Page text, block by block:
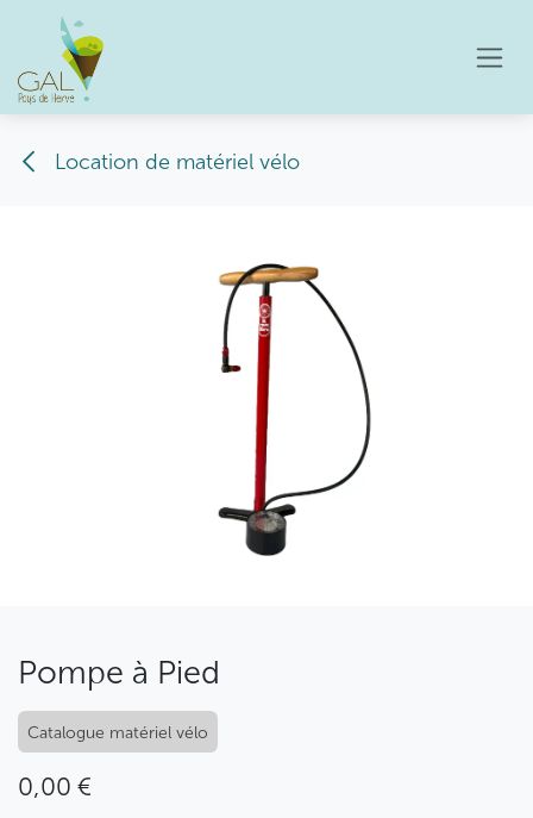
Se rendre au contenu
Location de matériel vélo
Pompe à Pied
Catalogue matériel vélo
0,00 €